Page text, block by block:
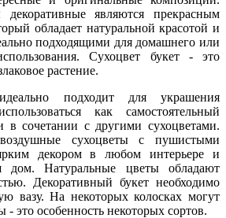
являются прекрасным
обладает натуральной красотой и
подходящими для домашнего или
Сухоцвет букет - это
растение.
подходит для украшения
как самостоятельный
в сочетании с другими сухоцветами.
cухоцветы c пушистыми
декором в любом интерьере и
Натуральные цветы обладают
Декоративный букет необходимо
вазу. На некоторых колосках могут
- это особенность некоторых сортов.